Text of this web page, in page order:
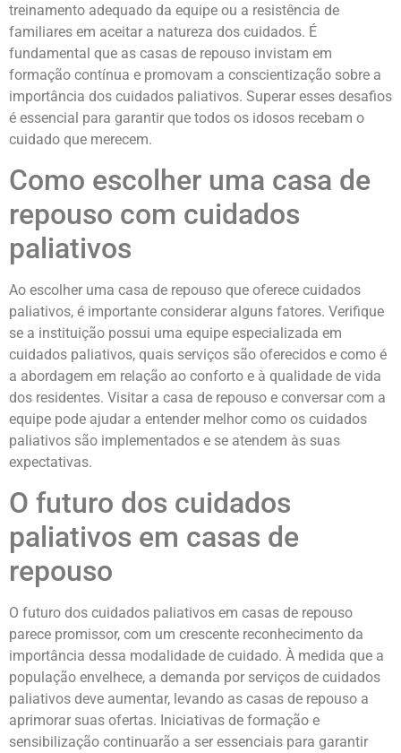
treinamento adequado da equipe ou a resistência de
familiares em aceitar a natureza dos cuidados. É
fundamental que as casas de repouso invistam em
formação contínua e promovam a conscientização sobre a
importância dos cuidados paliativos. Superar esses desafios
é essencial para garantir que todos os idosos recebam o
cuidado que merecem.
Como escolher uma casa de
repouso com cuidados
paliativos
Ao escolher uma casa de repouso que oferece cuidados
paliativos, é importante considerar alguns fatores. Verifique
se a instituição possui uma equipe especializada em
cuidados paliativos, quais serviços são oferecidos e como é
a abordagem em relação ao conforto e à qualidade de vida
dos residentes. Visitar a casa de repouso e conversar com a
equipe pode ajudar a entender melhor como os cuidados
paliativos são implementados e se atendem às suas
expectativas.
O futuro dos cuidados
paliativos em casas de
repouso
O futuro dos cuidados paliativos em casas de repouso
parece promissor, com um crescente reconhecimento da
importância dessa modalidade de cuidado. À medida que a
população envelhece, a demanda por serviços de cuidados
paliativos deve aumentar, levando as casas de repouso a
aprimorar suas ofertas. Iniciativas de formação e
sensibilização continuarão a ser essenciais para garantir